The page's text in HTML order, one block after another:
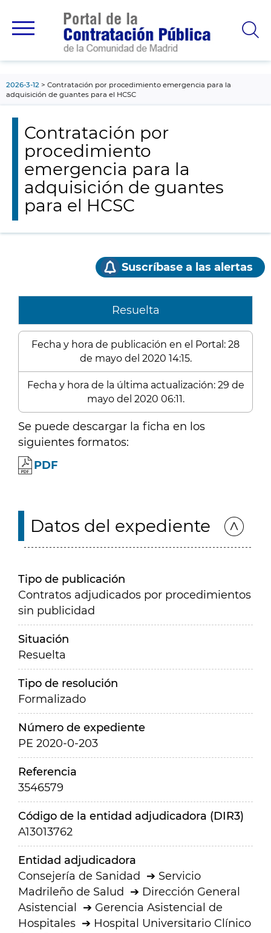
principal
2026-3-12
Contratación por procedimiento emergencia para la
adquisición de guantes para el HCSC
Contratación por
procedimiento
emergencia para la
adquisición de guantes
para el HCSC
Suscríbase a las alertas
Resuelta
Fecha y hora de publicación en el Portal: 28
de mayo del 2020 14:15.
Fecha y hora de la última actualización: 29 de
mayo del 2020 06:11.
Se puede descargar la ficha en los
siguientes formatos:
PDF
Datos del expediente
Tipo de publicación
Contratos adjudicados por procedimientos
sin publicidad
Situación
Resuelta
Tipo de resolución
Formalizado
Número de expediente
PE 2020-0-203
Referencia
3546579
Código de la entidad adjudicadora (DIR3)
A13013762
Entidad adjudicadora
Consejería de Sanidad
Servicio
Madrileño de Salud
Dirección General
Asistencial
Gerencia Asistencial de
Hospitales
Hospital Universitario Clínico